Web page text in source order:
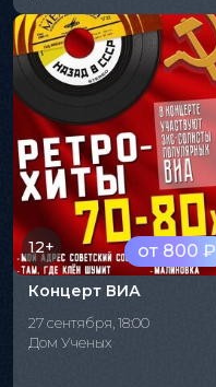
от 800 ₽
12+
Концерт ВИА
27 сентября, 18:00
Дом Ученых